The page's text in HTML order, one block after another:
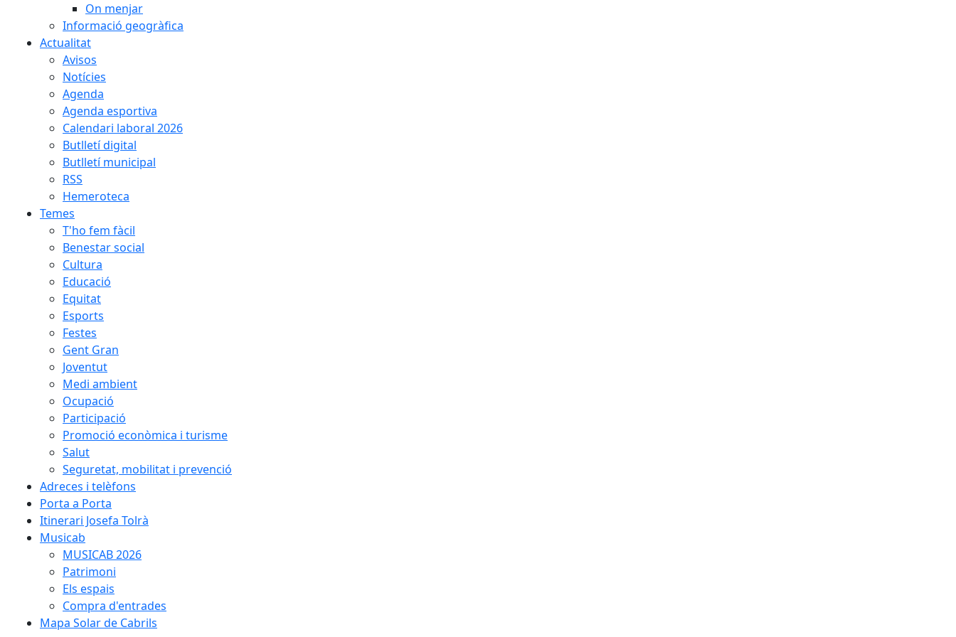
On menjar
Informació geogràfica
Actualitat
Avisos
Notícies
Agenda
Agenda esportiva
Calendari laboral 2026
Butlletí digital
Butlletí municipal
RSS
Hemeroteca
Temes
T'ho fem fàcil
Benestar social
Cultura
Educació
Equitat
Esports
Festes
Gent Gran
Joventut
Medi ambient
Ocupació
Participació
Promoció econòmica i turisme
Salut
Seguretat, mobilitat i prevenció
Adreces i telèfons
Porta a Porta
Itinerari Josefa Tolrà
Musicab
MUSICAB 2026
Patrimoni
Els espais
Compra d'entrades
Mapa Solar de Cabrils